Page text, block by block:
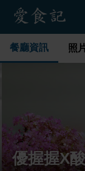
餐廳資訊 照
優握握X